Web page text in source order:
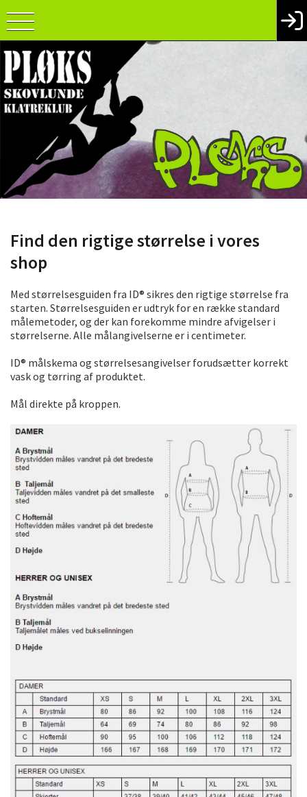
Find den rigtige størrelse i vores
shop
Med størrelsesguiden fra ID® sikres den rigtige størrelse fra
starten. Størrelsesguiden er udtryk for en række standard
målemetoder, og der kan forekomme mindre afvigelser i
størrelserne. Alle målangivelserne er i centimeter.
ID® målskema og størrelsesangivelser forudsætter korrekt
vask og tørring af produktet.
Mål direkte på kroppen.